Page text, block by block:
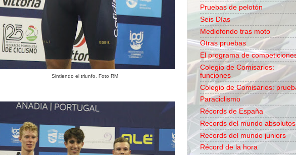
Sintiendo el triunfo. Foto RM
Pruebas de pelotón
Seis Días
Mediofondo tras moto
Otras pruebas
El programa de
Colegio de Comisarios:
funciones
Colegio de Comisarios:
Paraciclismo
Récords de España
Records del mundo absolutos
Records del mundo juniors
Récord de la hora